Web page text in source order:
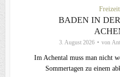
Freizeit
BADEN IN
3. August 2026 von
Im Achental muss man nicht
Sommertagen zu einem